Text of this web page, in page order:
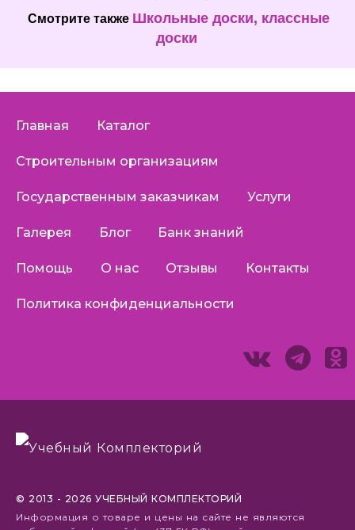
Смотрите также Школьные доски, классные
доски
Главная Каталог
Строительным организациям
Государственным заказчикам Услуги
Галерея Блог Банк знаний
Помощь О нас Отзывы Контакты
Политика конфиденциальности
© 2013 - 2026 УЧЕБНЫЙ КОМПЛЕКТОРИЙ
Информация о товаре и цены на сайте не являются